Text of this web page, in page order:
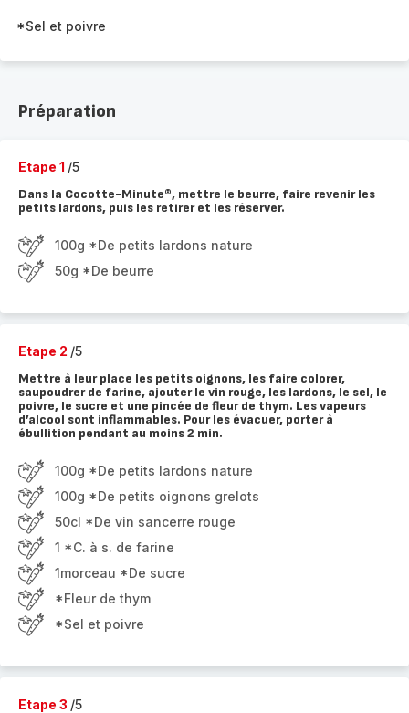
*Sel et poivre
Préparation
Etape 1 /5
Dans la Cocotte-Minute®, mettre le beurre, faire revenir les
petits lardons, puis les retirer et les réserver.
100g *De petits lardons nature
50g *De beurre
Etape 2 /5
Mettre à leur place les petits oignons, les faire colorer,
saupoudrer de farine, ajouter le vin rouge, les lardons, le sel, le
poivre, le sucre et une pincée de fleur de thym. Les vapeurs
d’alcool sont inflammables. Pour les évacuer, porter à
ébullition pendant au moins 2 min.
100g *De petits lardons nature
100g *De petits oignons grelots
50cl *De vin sancerre rouge
1 *C. à s. de farine
1morceau *De sucre
*Fleur de thym
*Sel et poivre
Etape 3 /5